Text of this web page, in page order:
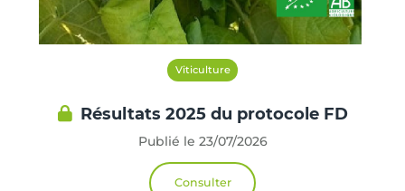
Viticulture
Résultats 2025 du protocole FD
Publié le 23/07/2026
Consulter